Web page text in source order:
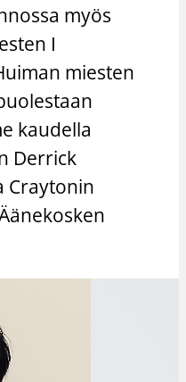
myös
I
miesten
kaudella
Derrick
Craytonin